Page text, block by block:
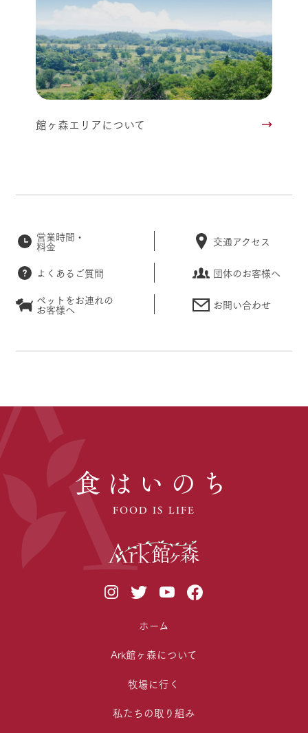
館ヶ森エリアについて
営業時間・
料金 交通アクセス
よくあるご質問
団体のお客様へ
ペットをお連れの
お客様へ お問い合わせ
食はいのち
FOOD IS LIFE
ホーム
Ark館ヶ森について
牧場に行く
私たちの取り組み